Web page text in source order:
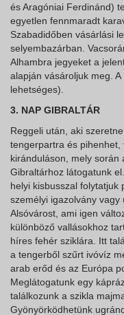
és Aragóniai Ferdinánd)
egyetlen fennmaradt
Szabadidőben vásárlási
selyembazárban.
Alhambra jegyeket a
alapján vásároljuk meg.
lehetséges).
3. NAP GIBRALTÁR
Reggeli után, aki
tengerpartra és
kiránduláson, mely során
Gibraltárhoz látogatunk
helyi kisbusszal folytatjuk
személyi igazolvány
Alsóvárost, ami igen
különböző vallásokhoz
híres fehér sziklára. Itt
a tengerből szűrt ivóvíz
arab erőd és az Európa
Meglátogatunk egy
találkozunk a szikla
Gyönyörködhetünk